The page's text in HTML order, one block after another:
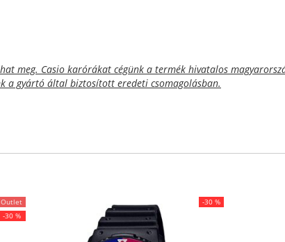
meg. Casio karórákat cégünk a termék hivatalos
a gyártó által biztosított eredeti csomagolásban.
Outlet
-30 %
-30 %